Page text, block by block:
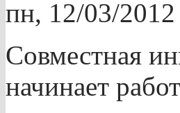
пн, 12/03/
Совместная
начинает